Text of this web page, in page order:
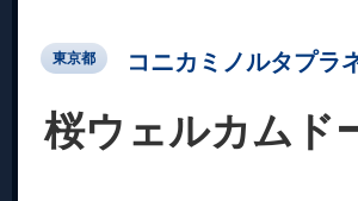
東京都 コニカミノルタプラ
桜ウェルカムド